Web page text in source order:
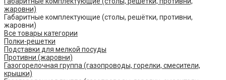
жаровни)
Габаритные комплектующие (столы, решётки, противни,
жаровни)
Все товары категории
Полки-решетки
Подставки для мелкой посуды
Противни (жаровни)
Газогорелочная группа (газопроводы, горелки, смесители,
крышки)